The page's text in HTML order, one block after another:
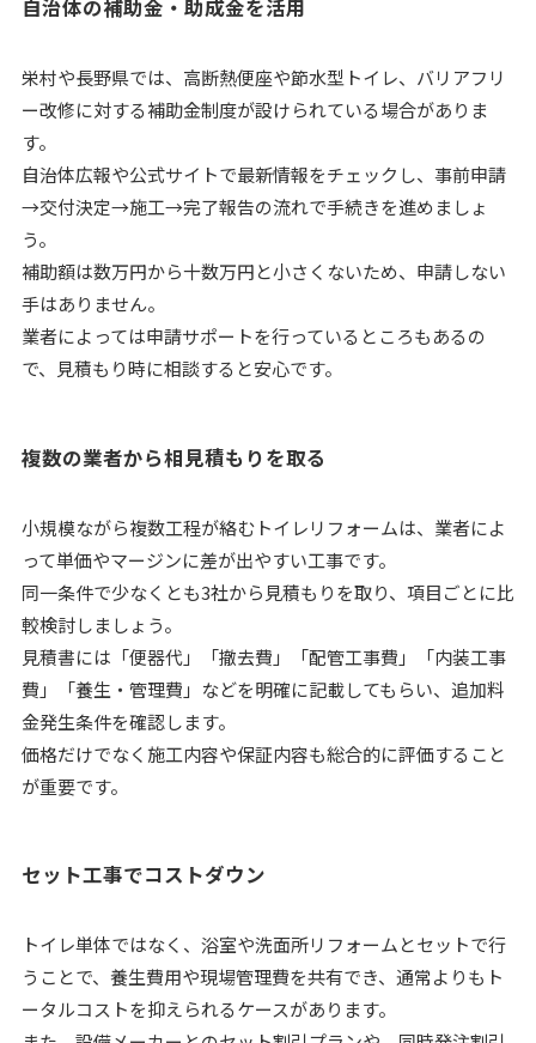
自治体の補助金・助成金を活用
栄村や長野県では、高断熱便座や節水型トイレ、バリアフリ
ー改修に対する補助金制度が設けられている場合がありま
す。
自治体広報や公式サイトで最新情報をチェックし、事前申請
→交付決定→施工→完了報告の流れで手続きを進めましょ
う。
補助額は数万円から十数万円と小さくないため、申請しない
手はありません。
業者によっては申請サポートを行っているところもあるの
で、見積もり時に相談すると安心です。
複数の業者から相見積もりを取る
小規模ながら複数工程が絡むトイレリフォームは、業者によ
って単価やマージンに差が出やすい工事です。
同一条件で少なくとも3社から見積もりを取り、項目ごとに比
較検討しましょう。
見積書には「便器代」「撤去費」「配管工事費」「内装工事
費」「養生・管理費」などを明確に記載してもらい、追加料
金発生条件を確認します。
価格だけでなく施工内容や保証内容も総合的に評価すること
が重要です。
セット工事でコストダウン
トイレ単体ではなく、浴室や洗面所リフォームとセットで行
うことで、養生費用や現場管理費を共有でき、通常よりもト
ータルコストを抑えられるケースがあります。